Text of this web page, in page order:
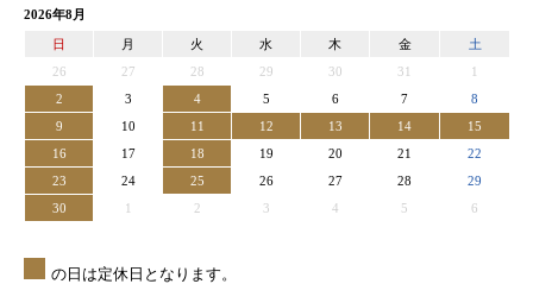
2026年8月
日 月 火 水 木 金
土
26
27 28 29 30 31
1
2
3 4 5 6 7
8
9
10 11 12 13 14
15
16
17 18 19 20 21
22
23
24 25 26 27 28
29
30
1 2 3 4 5 6
の日は定休日となります。